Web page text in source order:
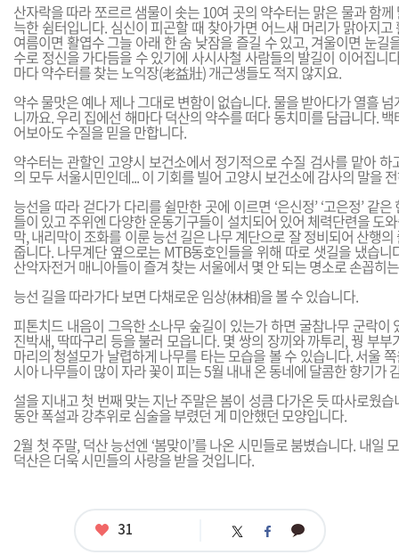
산자락을 따라 쪼르르 샘물이 솟는 10여 곳의 약수터는 맑은 물과 함
늑한 쉼터입니다. 심신이 피곤할 때 찾아가면 어느새 머리가 맑아지
여름이면 활엽수 그늘 아래 한 숨 낮잠을 즐길 수 있고, 겨울이면 눈길
수로 정신을 가다듬을 수 있기에 사시사철 사람들의 발길이 이어집니
마다 약수터를 찾는 노익장(老益壯) 개근생들도 적지 않지요.
약수 물맛은 예나 제나 그대로 변함이 없습니다. 물을 받아다가 열흘
니까요. 우리 집에선 해마다 덕산의 약수를 떠다 동치미를 담급니다.
어보아도 수질을 믿을 만합니다.
약수터는 관할인 고양시 보건소에서 정기적으로 수질 검사를 맡아 하
의 모두 서울시민인데... 이 기회를 빌어 고양시 보건소에 감사의 말을
능선을 따라 걷다가 다리를 쉴만한 곳에 이르면 ‘은신정’ ‘고은정’ 같
들이 있고 주위엔 다양한 운동기구들이 설치되어 있어 체력단련을 도
막, 내리막이 조화를 이룬 능선 길은 나무 계단으로 잘 정비되어 산행
줍니다. 나무계단 옆으로는 MTB동호인들을 위해 따로 샛길을 냈습니
산악자전거 매니아들이 즐겨 찾는 서울에서 몇 안 되는 명소로 손꼽히
능선 길을 따라가다 보면 다채로운 임상(林相)을 볼 수 있습니다.
피톤치드 내음이 그윽한 소나무 숲길이 있는가 하면 굴참나무 군락이
진박새, 딱따구리 등을 불러 모읍니다. 몇 쌍의 장끼와 까투리, 꿩 부
마리의 청설모가 날렵하게 나무를 타는 모습을 볼 수 있습니다. 서울
시아 나무들이 많이 자라 꽃이 피는 5월 내내 온 동네에 달콤한 향기가
설을 지내고 첫 번째 맞는 지난 주말은 봄이 성큼 다가온 듯 따사로웠
동안 폭설과 강추위로 심술을 부렸던 게 미안했던 모양입니다.
2월 첫 주말, 덕산 능선엔 ‘봄맞이’를 나온 시민들로 붐볐습니다. 내일
덕산은 더욱 시민들의 사랑을 받을 것입니다.
좋
31 트 페 카